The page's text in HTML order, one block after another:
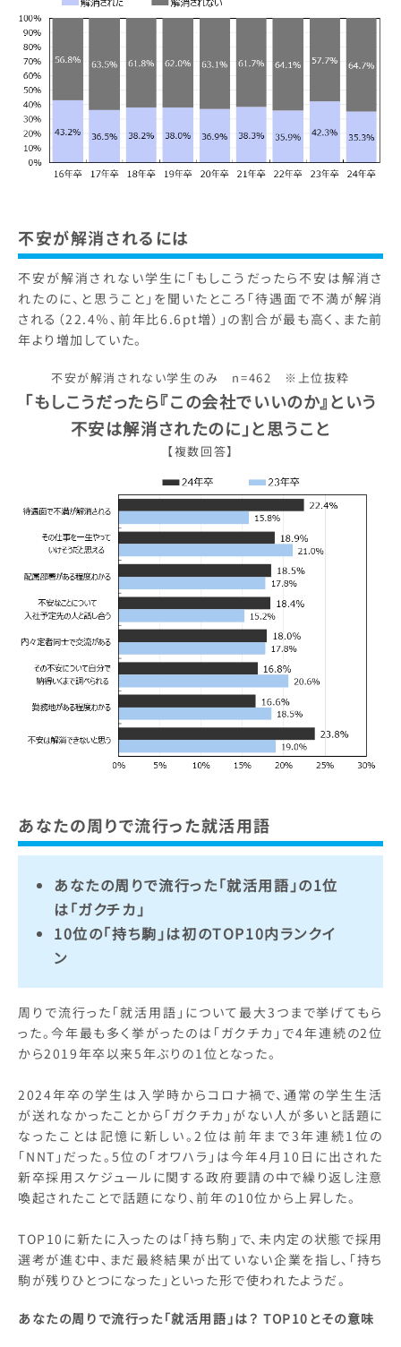
不安が解消されるには
不安が解消されない学生に「もしこうだったら不安は解消さ
れたのに、と思うこと」を聞いたところ「待遇面で不満が解消
される（22.4％、前年比6.6pt増）」の割合が最も高く、また前
年より増加していた。
不安が解消されない学生のみ n=462 ※上位抜粋
「もしこうだったら『この会社でいいのか』という
不安は解消されたのに」と思うこと
【複数回答】
あなたの周りで流行った就活用語
あなたの周りで流行った「就活用語」の1位
は「ガクチカ」
10位の「持ち駒」は初のTOP10内ランクイ
ン
周りで流行った「就活用語」について最大3つまで挙げてもら
った。今年最も多く挙がったのは「ガクチカ」で4年連続の2位
から2019年卒以来5年ぶりの1位となった。
2024年卒の学生は入学時からコロナ禍で、通常の学生生活
が送れなかったことから「ガクチカ」がない人が多いと話題に
なったことは記憶に新しい。2位は前年まで3年連続1位の
「NNT」だった。5位の「オワハラ」は今年4月10日に出された
新卒採用スケジュールに関する政府要請の中で繰り返し注意
喚起されたことで話題になり、前年の10位から上昇した。
TOP10に新たに入ったのは「持ち駒」で、未内定の状態で採用
選考が進む中、まだ最終結果が出ていない企業を指し、「持ち
駒が残りひとつになった」といった形で使われたようだ。
あなたの周りで流行った「就活用語」は？ TOP10とその意味